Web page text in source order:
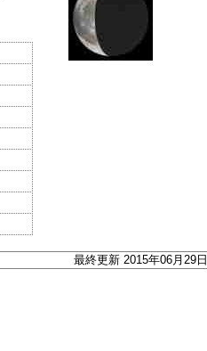
最終更新 2015年06月29日